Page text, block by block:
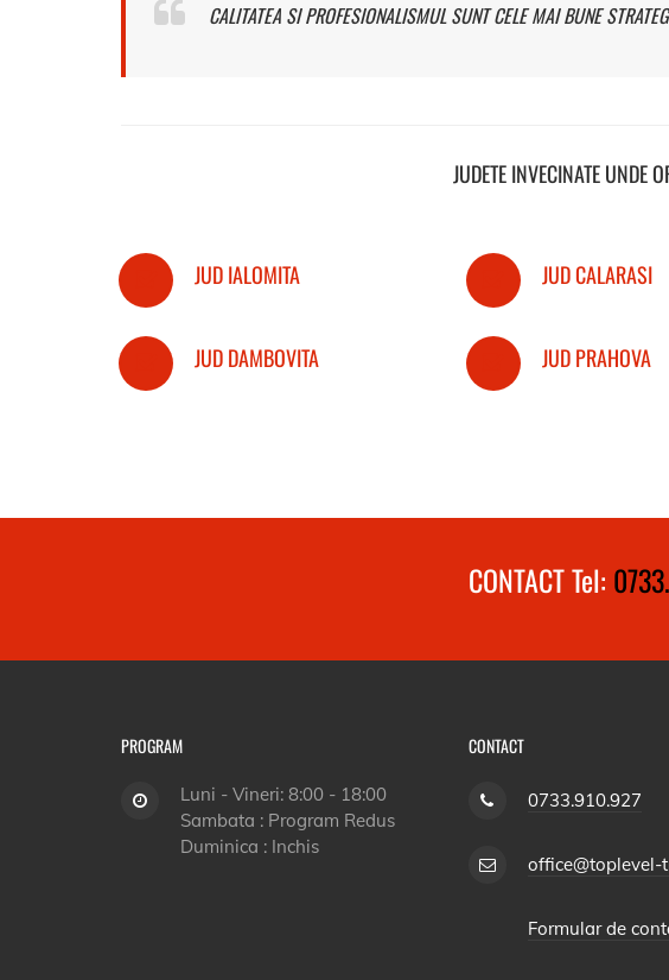
CALITATEA SI PROFESIONALISMUL SUNT CELE MAI BUNE
JUDETE INVECINATE UNDE
JUD IALOMITA JUD CALARASI
JUD DAMBOVITA JUD PRAHOVA
CONTACT Tel:
PROGRAM
Luni - Vineri: 8:00 - 18:00
Sambata : Program Redus
Duminica : Inchis
CONTACT
0733.910.927
office@toplevel-
Formular de